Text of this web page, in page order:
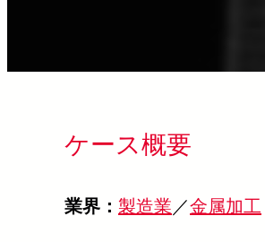
ケース概要
業界： 製造業 ／金属加工